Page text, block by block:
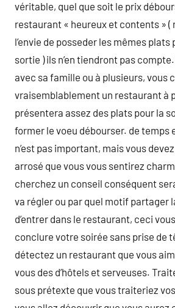
véritable, quel que soit le prix
restaurant « heureux et contents » (
l’envie de posseder les mêmes
sortie ) ils n’en tiendront pas
avec sa famille ou à plusieurs, vous
vraisemblablement un restaurant à
présentera assez des plats pour la
former le voeu débourser. de temps
n’est pas important, mais vous
arrosé que vous vous sentirez
cherchez un conseil conséquent
va régler ou par quel motif partager
d’entrer dans le restaurant, ceci
conclure votre soirée sans prise de
détectez un restaurant que vous
vous des d’hôtels et serveuses.
sous prétexte que vous traiteriez